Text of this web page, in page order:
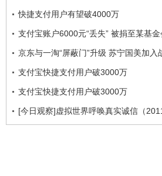
快捷支付用户有望破4000万
支付宝账户6000元“丢失” 被捐至某基金
京东与一淘“屏蔽门”升级 苏宁国美加入
支付宝快捷支付用户破3000万
支付宝快捷支付用户破3000万
[今日观察]虚拟世界呼唤真实诚信（